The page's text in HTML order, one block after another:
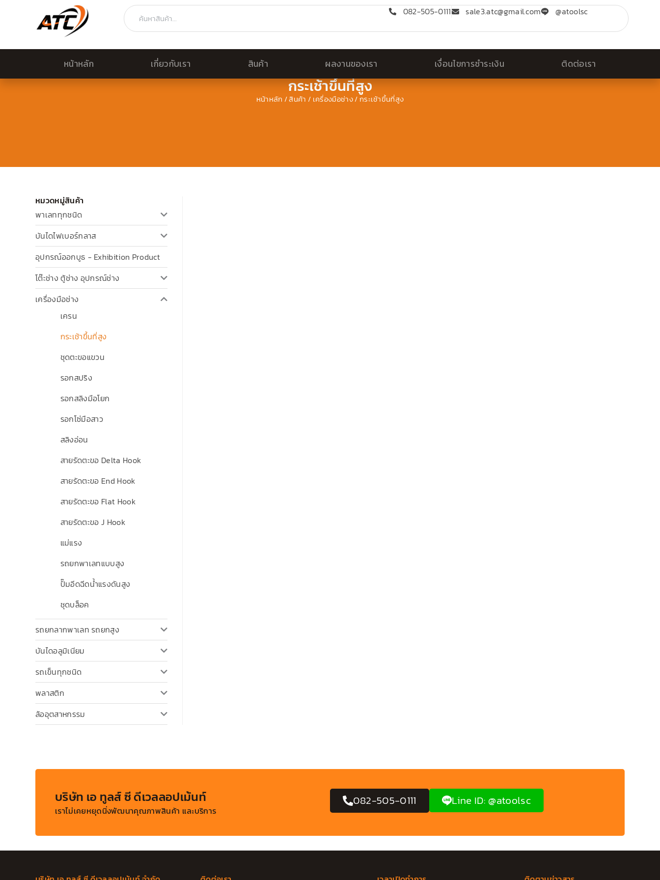
Search 082-505-0111 sale3.atc@gmail.com @atoolsc
หน้าหลัก เกี่ยวกับเรา สินค้า ผลงานของเรา เงื่อนไขการชำระเงิน ติดต่อเรา
กระเช้าขึ้นที่สูง
หน้าหลัก /สินค้า / เครื่องมือช่าง/ กระเช้าขึ้นที่สูง
หมวดหมู่สินค้า
พาเลททุกชนิด
บันไดไฟเบอร์กลาส
อุปกรณ์ออกบูธ - Exhibition Product
โต๊ะช่าง ตู้ช่าง อุปกรณ์ช่าง
เครื่องมือช่าง
เครน
กระเช้าขึ้นที่สูง
ชุดตะขอแขวน
รอกสปริง
รอกสลิงมือโยก
รอกโซ่มือสาว
สลิงอ่อน
สายรัดตะขอ Delta Hook
สายรัดตะขอ End Hook
สายรัดตะขอ Flat Hook
สายรัดตะขอ J Hook
แม่แรง
รถยกพาเลทแบบสูง
ปั๊มอีดฉีดน้ำแรงดันสูง
ชุดบล็อค
รถยกลากพาเลท รถยกสูง
บันไดอลูมิเนียม
รถเข็นทุกชนิด
พลาสติก
ล้ออุตสาหกรรม
บริษัท เอ ทูลส์ ซี ดีเวลลอปเม้นท์
เราไม่เคยหยุดนิ่งพัฒนาคุณภาพสินค้า และบริการ
082-505-0111 Line ID: @atoolsc